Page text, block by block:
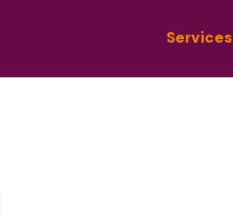
Services